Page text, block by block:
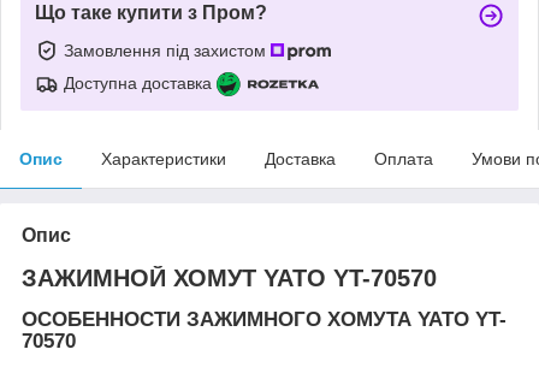
Що таке купити з Пром?
Замовлення під захистом
Доступна доставка
Опис Характеристики Доставка Оплата Умови
Опис
ЗАЖИМНОЙ ХОМУТ YATO YT-70570
ОСОБЕННОСТИ ЗАЖИМНОГО ХОМУТА YATO YT-
70570